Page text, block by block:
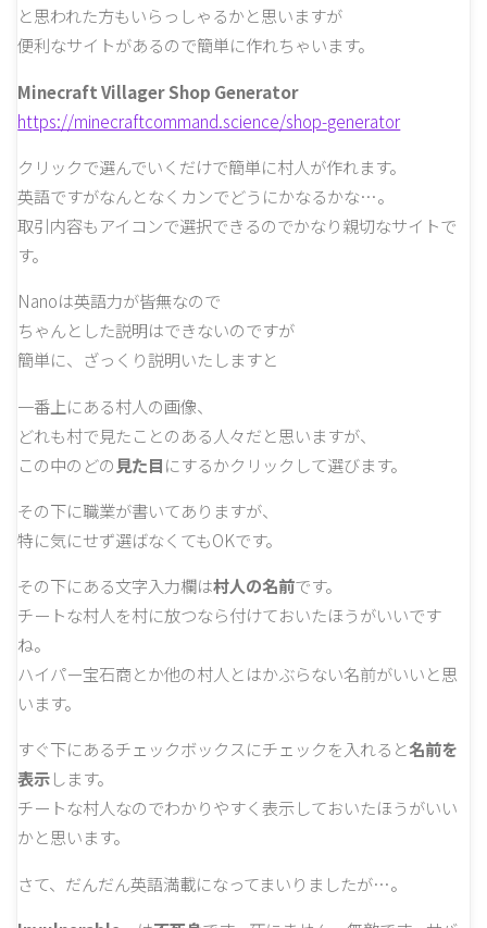
と思われた方もいらっしゃるかと思いますが
便利なサイトがあるので簡単に作れちゃいます。
Minecraft Villager Shop Generator
https://minecraftcommand.science/shop-generator
クリックで選んでいくだけで簡単に村人が作れます。
英語ですがなんとなくカンでどうにかなるかな…。
取引内容もアイコンで選択できるのでかなり親切なサイトで
す。
Nanoは英語力が皆無なので
ちゃんとした説明はできないのですが
簡単に、ざっくり説明いたしますと
一番上にある村人の画像、
どれも村で見たことのある人々だと思いますが、
この中のどの 見た目にするかクリックして選びます。
その下に職業が書いてありますが、
特に気にせず選ばなくてもOKです。
その下にある文字入力欄は村人の名前です。
チートな村人を村に放つなら付けておいたほうがいいです
ね。
ハイパー宝石商とか他の村人とはかぶらない名前がいいと思
います。
すぐ下にあるチェックボックスにチェックを入れると名前を
表示します。
チートな村人なのでわかりやすく表示しておいたほうがいい
かと思います。
さて、だんだん英語満載になってまいりましたが…。